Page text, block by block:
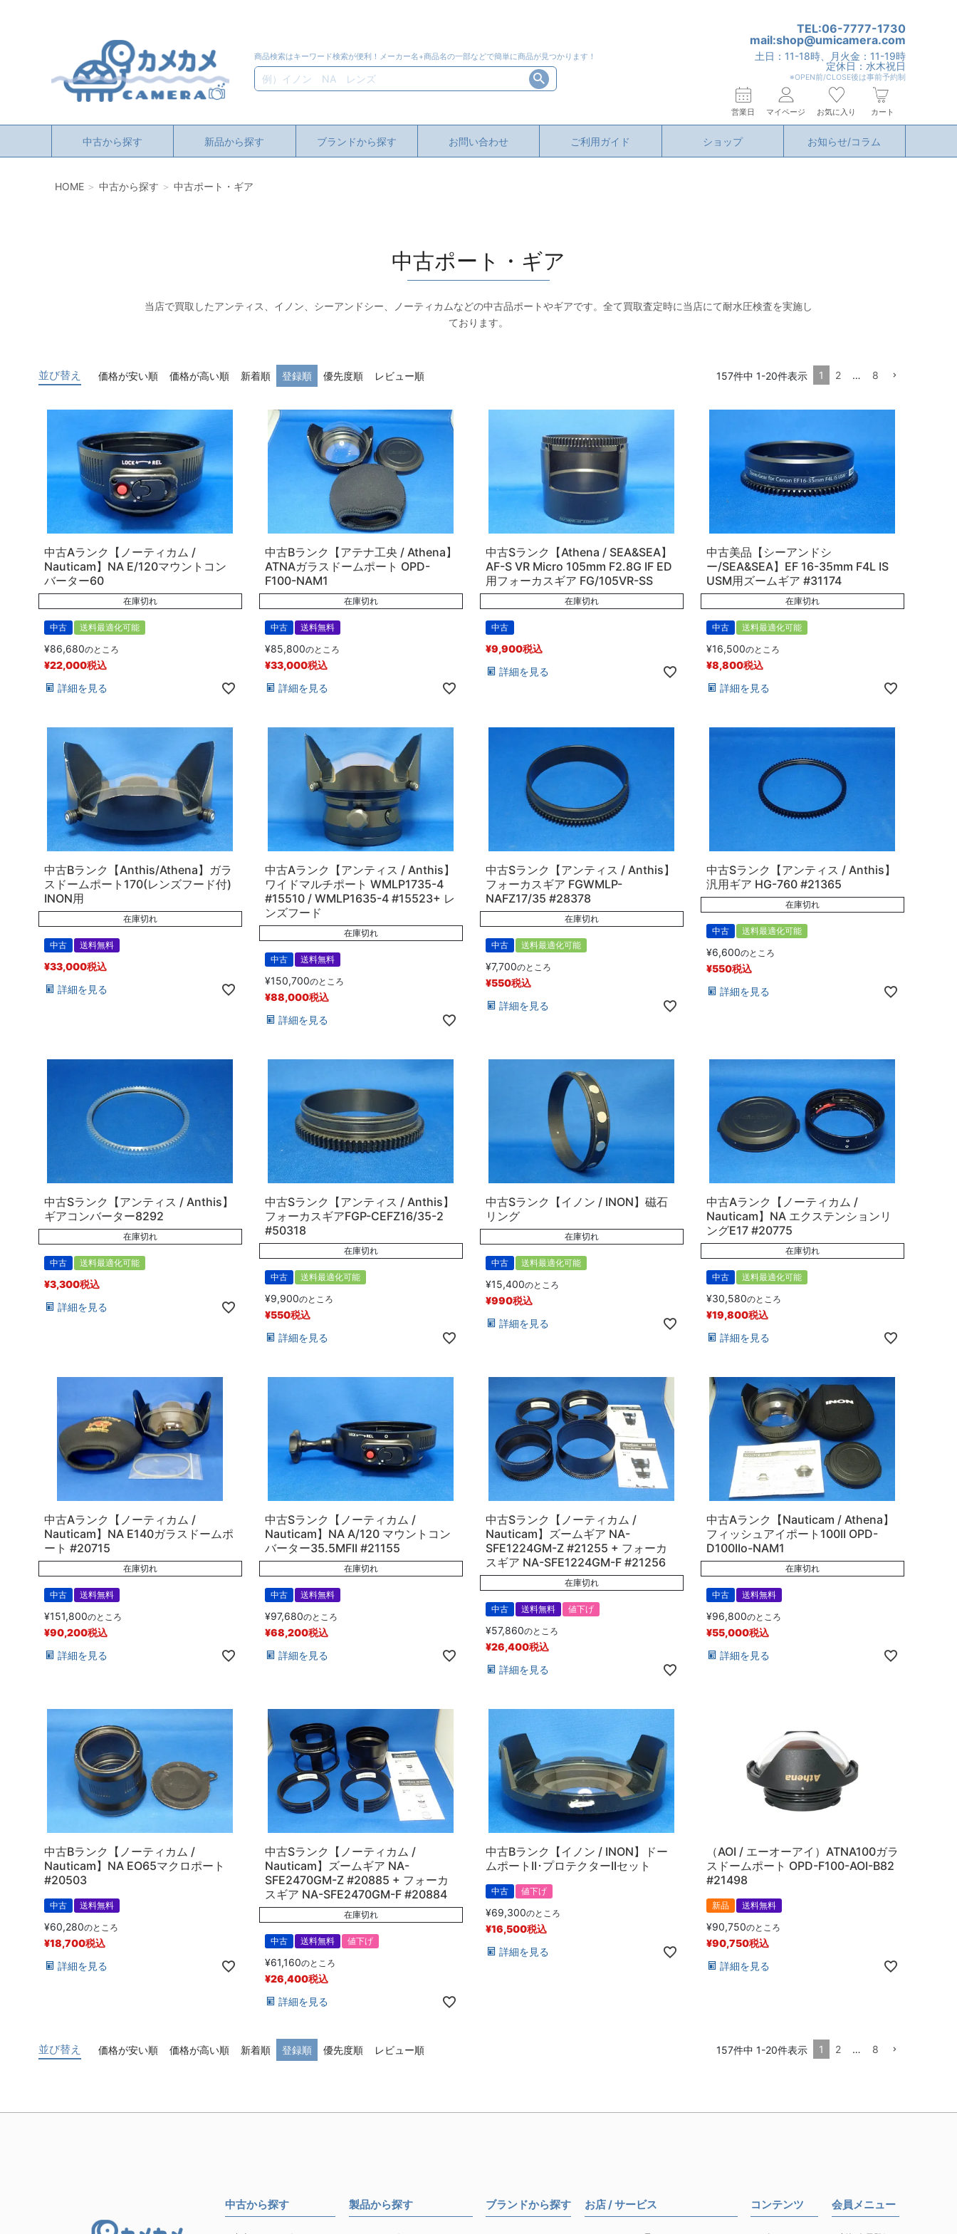
商品検索はキーワード検索が便利！メーカー名+商品名の一部などで簡単に商品が見つかります！
検索
TEL:06-7777-1730
mail:shop@umicamera.com
土日：11-18時、月火金：11-19時
定休日：水木祝日
※OPEN前/CLOSE後は事前予約制
営業日 マイページ お気に入り カート
中古から探す 新品から探す ブランドから探す お問い合わせ ご利用ガイド ショップ お知らせ/コラム
HOME 中古から探す 中古ポート・ギア
中古ポート・ギア
当店で買取したアンティス、イノン、シーアンドシー、ノーティカムなどの中古品ポートやギアです。全て買取査定時に当店にて耐水圧検査を実施し
ております。
並び替え 価格が安い順 価格が高い順 新着順 登録順 優先度順 レビュー順 157件中 1-20件表示 1 2 … 8
中古Aランク【ノーティカム /
Nauticam】NA E/120マウントコン
バーター60
在庫切れ
中古 送料最適化可能
¥86,680のところ
¥22,000税込
詳細を見る
中古Bランク【アテナ工央 / Athena】
ATNAガラスドームポート OPD-
F100-NAM1
在庫切れ
中古 送料無料
¥85,800のところ
¥33,000税込
詳細を見る
中古Sランク【Athena / SEA&SEA】
AF-S VR Micro 105mm F2.8G IF ED
用フォーカスギア FG/105VR-SS
在庫切れ
中古
¥9,900税込
詳細を見る
中古美品【シーアンドシ
ー/SEA&SEA】EF 16-35mm F4L IS
USM用ズームギア #31174
在庫切れ
中古 送料最適化可能
¥16,500のところ
¥8,800税込
詳細を見る
中古Bランク【Anthis/Athena】ガラ
スドームポート170(レンズフード付)
INON用
在庫切れ
中古 送料無料
¥33,000税込
詳細を見る
中古Aランク【アンティス / Anthis】
ワイドマルチポート WMLP1735-4
#15510 / WMLP1635-4 #15523+ レ
ンズフード
在庫切れ
中古 送料無料
¥150,700のところ
¥88,000税込
詳細を見る
中古Sランク【アンティス / Anthis】
フォーカスギア FGWMLP-
NAFZ17/35 #28378
在庫切れ
中古 送料最適化可能
¥7,700のところ
¥550税込
詳細を見る
中古Sランク【アンティス / Anthis】
汎用ギア HG-760 #21365
在庫切れ
中古 送料最適化可能
¥6,600のところ
¥550税込
詳細を見る
中古Sランク【アンティス / Anthis】
ギアコンバーター8292
在庫切れ
中古 送料最適化可能
¥3,300税込
詳細を見る
中古Sランク【アンティス / Anthis】
フォーカスギアFGP-CEFZ16/35-2
#50318
在庫切れ
中古 送料最適化可能
¥9,900のところ
¥550税込
詳細を見る
中古Sランク【イノン / INON】磁石
リング
在庫切れ
中古 送料最適化可能
¥15,400のところ
¥990税込
詳細を見る
中古Aランク【ノーティカム /
Nauticam】NA エクステンションリ
ングE17 #20775
在庫切れ
中古 送料最適化可能
¥30,580のところ
¥19,800税込
詳細を見る
中古Aランク【ノーティカム /
Nauticam】NA E140ガラスドームポ
ート #20715
在庫切れ
中古 送料無料
¥151,800のところ
¥90,200税込
詳細を見る
中古Sランク【ノーティカム /
Nauticam】NA A/120 マウントコン
バーター35.5MFII #21155
在庫切れ
中古 送料無料
¥97,680のところ
¥68,200税込
詳細を見る
中古Sランク【ノーティカム /
Nauticam】ズームギア NA-
SFE1224GM-Z #21255 + フォーカ
スギア NA-SFE1224GM-F #21256
在庫切れ
中古 送料無料 値下げ
¥57,860のところ
¥26,400税込
詳細を見る
中古Aランク【Nauticam / Athena】
フィッシュアイポート100II OPD-
D100IIo-NAM1
在庫切れ
中古 送料無料
¥96,800のところ
¥55,000税込
詳細を見る
中古Bランク【ノーティカム /
Nauticam】NA EO65マクロポート
#20503
中古 送料無料
¥60,280のところ
¥18,700税込
詳細を見る
中古Sランク【ノーティカム /
Nauticam】ズームギア NA-
SFE2470GM-Z #20885 + フォーカ
スギア NA-SFE2470GM-F #20884
在庫切れ
中古 送料無料 値下げ
¥61,160のところ
¥26,400税込
詳細を見る
中古Bランク【イノン / INON】ドー
ムポートII･プロテクターIIセット
中古 値下げ
¥69,300のところ
¥16,500税込
詳細を見る
（AOI / エーオーアイ）ATNA100ガラ
スドームポート OPD-F100-AOI-B82
#21498
新品 送料無料
¥90,750のところ
¥90,750税込
詳細を見る
並び替え 価格が安い順 価格が高い順 新着順 登録順 優先度順 レビュー順 157件中 1-20件表示 1 2 … 8
中古から探す 製品から探す ブランドから探す お店 / サービス コンテンツ 会員メニュー